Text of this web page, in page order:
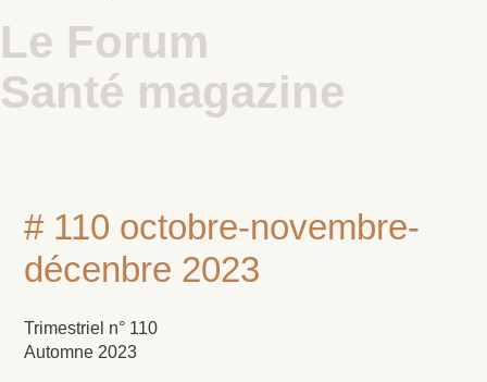
Le Forum
Santé magazine
# 110 octobre-novembre-
décenbre 2023
Trimestriel n° 110
Automne 2023